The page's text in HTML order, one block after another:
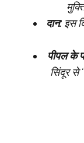
दान:इस
पीपल के
सिंदूर से